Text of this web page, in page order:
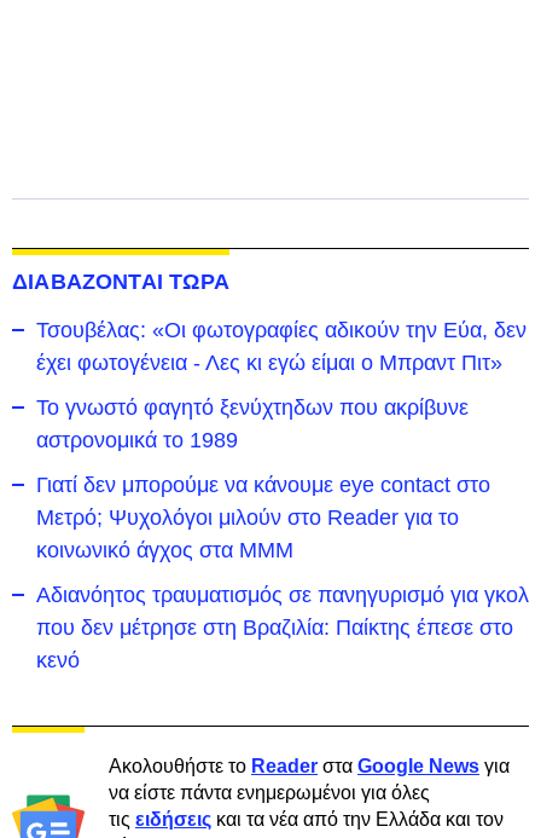
ΔΙΑΒΑΖΟΝΤΑΙ ΤΩΡΑ
Τσουβέλας: «Οι φωτογραφίες αδικούν την Εύα, δεν
έχει φωτογένεια - Λες κι εγώ είμαι ο Μπραντ Πιτ»
Το γνωστό φαγητό ξενύχτηδων που ακρίβυνε
αστρονομικά το 1989
Γιατί δεν μπορούμε να κάνουμε eye contact στο
Μετρό; Ψυχολόγοι μιλούν στο Reader για το
κοινωνικό άγχος στα ΜΜΜ
Αδιανόητος τραυματισμός σε πανηγυρισμό για γκολ
που δεν μέτρησε στη Βραζιλία: Παίκτης έπεσε στο
κενό
Ακολουθήστε το Reader στα Google News για
να είστε πάντα ενημερωμένοι για όλες
τις ειδήσεις και τα νέα από την Ελλάδα και τον